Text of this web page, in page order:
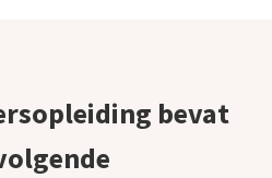
bevat